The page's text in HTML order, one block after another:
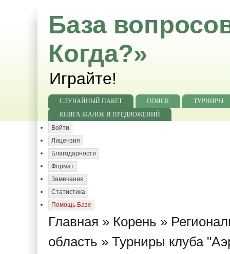
База
Когда?»
Играйте!
СЛУЧАЙНЫЙ ПАКЕТ ПОИСК
ТУРНИРЫ
КНИГА ЖАЛОБ И ПРЕДЛОЖЕНИЙ
Войти
Лицензия
Благодарности
Формат
Замечания
Статистика
Помощь Базе
Главная » Корень »
область » Турниры клуба